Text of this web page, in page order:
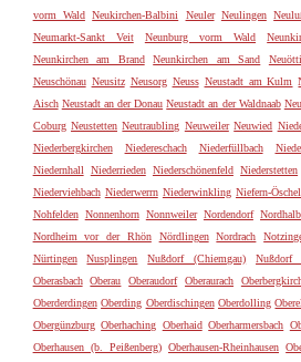
vorm Wald Neukirchen-Balbini Neuler Neulingen
Neumarkt-Sankt Veit
Neunburg vorm Wald
Neunkirchen am Brand
Neunkirchen am Sand
Neuschönau Neusitz Neusorg Neuss Neustadt am Kulm
Aisch Neustadt an der Donau Neustadt an der Waldnaab
Coburg Neustetten Neutraubling Neuweiler Neuwied
Niederbergkirchen
Niedereschach Niederfüllbach
Niedernhall
Niederrieden Niederschönenfeld Niederstetten
Niederviehbach Niederwerrn Niederwinkling Niefern-
Nohfelden Nonnenhorn Nonnweiler Nordendorf
Nordheim vor der Rhön
Nördlingen Nordrach
Nürtingen
Nusplingen Nußdorf (Chiemgau)
Oberasbach
Oberau Oberaudorf Oberaurach
Oberderdingen Oberding Oberdischingen Oberdolling
Obergünzburg Oberhaching Oberhaid Oberharmersbach
Oberhausen (b. Peißenberg) Oberhausen-Rheinhausen